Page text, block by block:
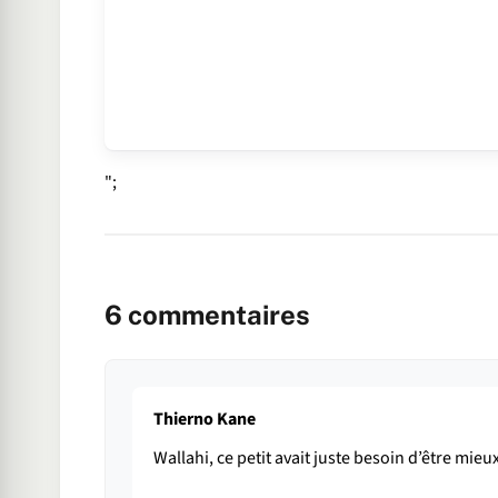
";
6 commentaires
Thierno Kane
Wallahi, ce petit avait juste besoin d’être